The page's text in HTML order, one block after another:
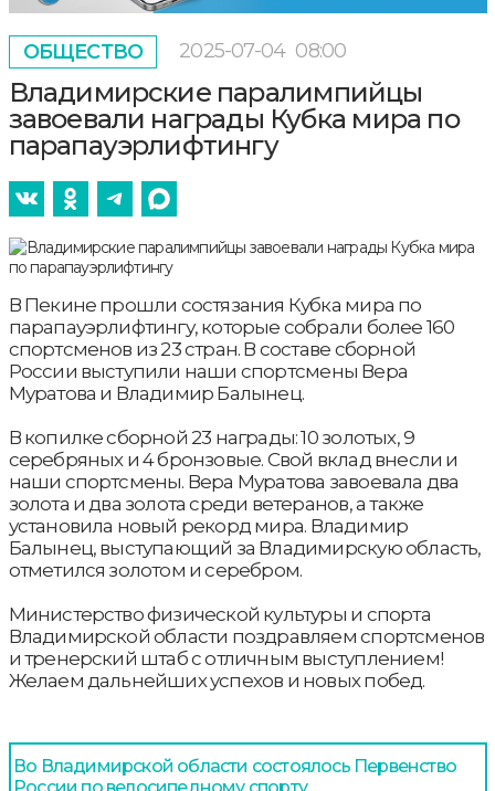
ОБЩЕСТВО 2025-07-04 08:00
Владимирские паралимпийцы
завоевали награды Кубка мира по
парапауэрлифтингу
В Пекине прошли состязания Кубка мира по
парапауэрлифтингу, которые собрали более 160
спортсменов из 23 стран. В составе сборной
России выступили наши спортсмены Вера
Муратова и Владимир Балынец.
В копилке сборной 23 награды: 10 золотых, 9
серебряных и 4 бронзовые. Свой вклад внесли и
наши спортсмены. Вера Муратова завоевала два
золота и два золота среди ветеранов, а также
установила новый рекорд мира. Владимир
Балынец, выступающий за Владимирскую область,
отметился золотом и серебром.
Министерство физической культуры и спорта
Владимирской области поздравляем спортсменов
и тренерский штаб с отличным выступлением!
Желаем дальнейших успехов и новых побед.
Во Владимирской области состоялось Первенство